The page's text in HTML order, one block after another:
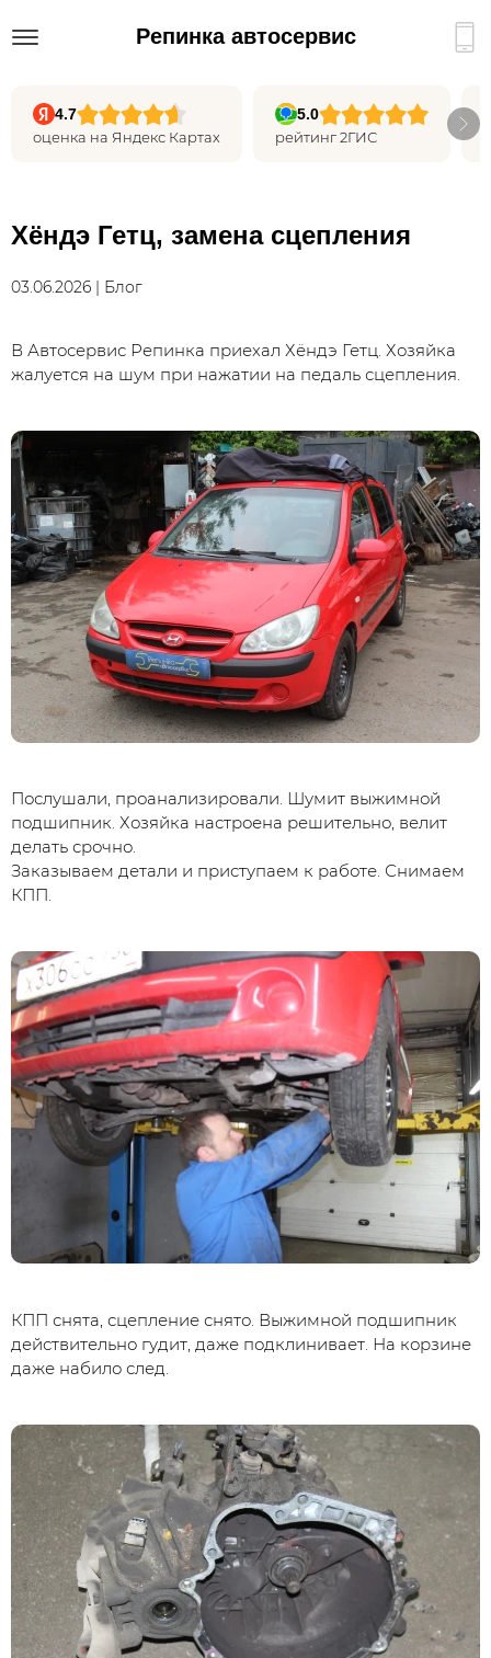
Репинка автосервис
4.7
оценка на Яндекс Картах
5.0
рейтинг 2ГИС
Хёндэ Гетц, замена сцепления
03.06.2026 | Блог
В Автосервис Репинка приехал Хёндэ Гетц. Хозяйка
жалуется на шум при нажатии на педаль сцепления.
Послушали, проанализировали. Шумит выжимной
подшипник. Хозяйка настроена решительно, велит
делать срочно.
Заказываем детали и приступаем к работе. Снимаем
КПП.
КПП снята, сцепление снято. Выжимной подшипник
действительно гудит, даже подклинивает. На корзине
даже набило след.